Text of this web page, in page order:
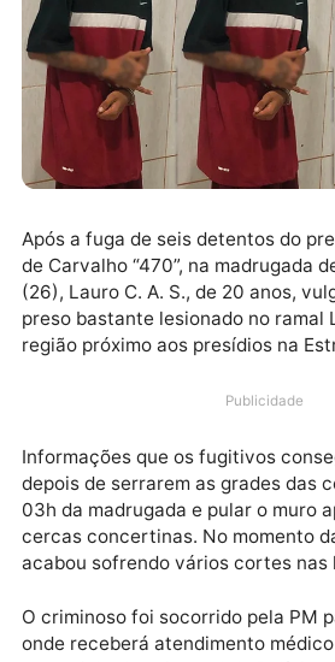
Após a fuga de seis detentos
(26), Lauro C. A. S., de 20
região próximo aos presídios na
Publicidade
depois de serrarem as grades
03h da madrugada e pular o